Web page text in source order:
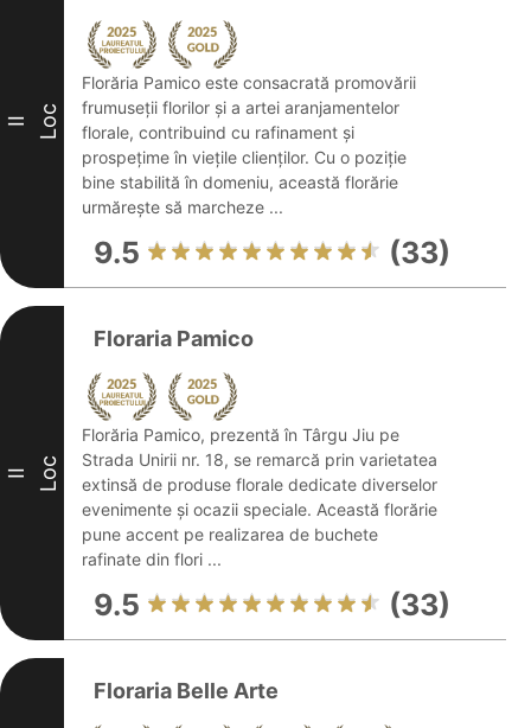
II Loc
Florăria Pamico este consacrată promovării
frumuseții florilor și a artei aranjamentelor
florale, contribuind cu rafinament și
prospețime în viețile clienților. Cu o poziție
bine stabilită în domeniu, această florărie
urmărește să marcheze ...
9.5 (33)
II Loc
Floraria Pamico
Florăria Pamico, prezentă în Târgu Jiu pe
Strada Unirii nr. 18, se remarcă prin varietatea
extinsă de produse florale dedicate diverselor
evenimente și ocazii speciale. Această florărie
pune accent pe realizarea de buchete
rafinate din flori ...
9.5 (33)
Floraria Belle Arte